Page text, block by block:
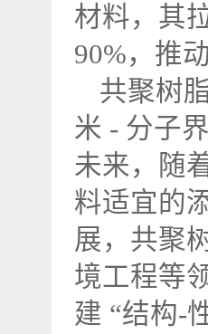
材料，其
90%，推
共聚树
米 - 分子
未来，随
料适宜的
展，共聚
境工程等
建 “结构-